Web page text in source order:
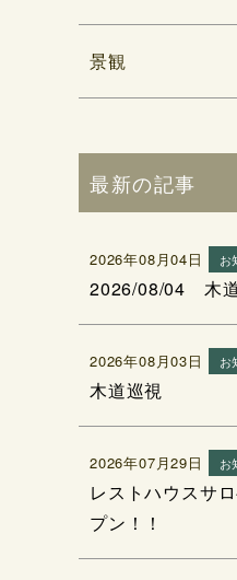
景観
最新の記事
2026年08月04日 お
2026/08/04 木
2026年08月03日 お
木道巡視
2026年07月29日 お
レストハウスサ
プン！！